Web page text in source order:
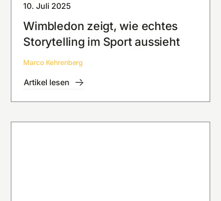
10. Juli 2025
Wimbledon zeigt, wie echtes
Storytelling im Sport aussieht
Marco Kehrenberg
Artikel lesen